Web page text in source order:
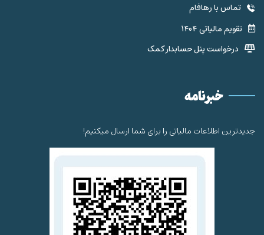
تماس با رهافام
تقویم مالیاتی 1404
درخواست پنل حسابدار کمک
خبرنامه
جدیدترین اطلاعات مالیاتی را برای شما ارسال میکنیم!